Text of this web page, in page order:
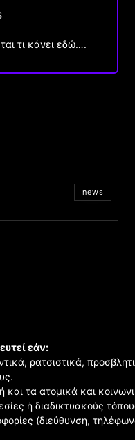
τι κάνει εδώ….
news
εάν:
ρατσιστικά,
και τα ατομικά και
ή διαδικτυακούς
(διεύθυνση,